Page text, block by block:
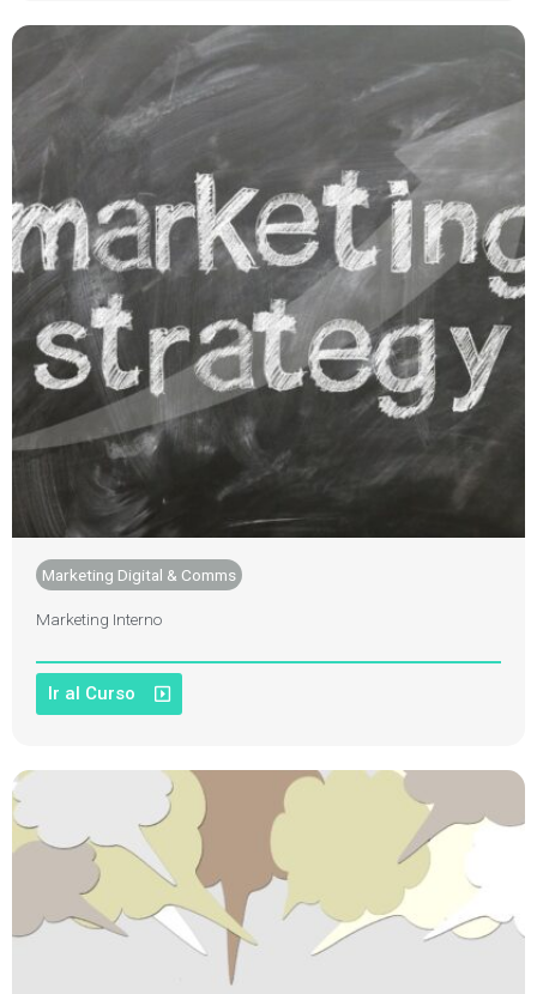
Marketing Digital & Comms
Marketing Interno
Ir al Curso